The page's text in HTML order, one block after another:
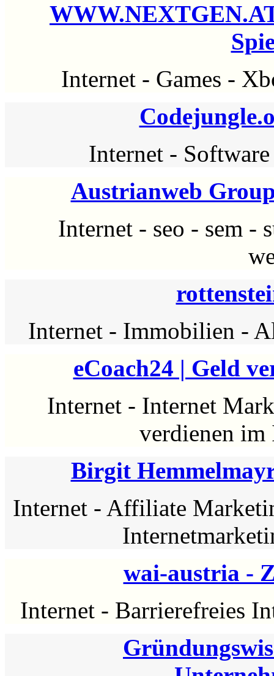
Internet - Games -
Internet - Software
Austrianweb
Internet - seo - sem -
Internet - Immobilien -
eCoach24 | Geld
Internet - Internet
verdienen im
Birgit
Internet - Affiliate
wai-austria -
Internet- Barrierefreies